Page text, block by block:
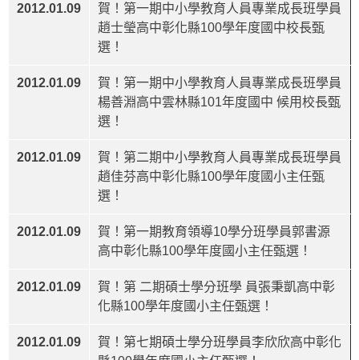
2012.01.09
賀！第一期中小學教育人員專業成長班學員
趙士瑩高中彰化縣100學年度國中校長甄
選！
2012.01.09
賀！第一期中小學教育人員專業成長班學員
楊善淵高中雲林縣101年度國中 候用校長甄
選！
2012.01.09
賀！第二期中小學教育人員專業成長班學員
趙佳芬高中彰化縣100學年度國小主任甄
選！
2012.01.09
賀！第一期教育領導10學分班學員郭書源
高中彰化縣100學年度國小主任甄選！
2012.01.09
賀！第 二期碩士學分班學 員張秉凱高中彰
化縣100學年度國小主任甄選！
2012.01.09
賀！第七期碩士學分班學員李欣欣高中彰化